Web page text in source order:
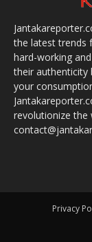
the latest trends
hard-working
their
your
revolutionize the
Privacy